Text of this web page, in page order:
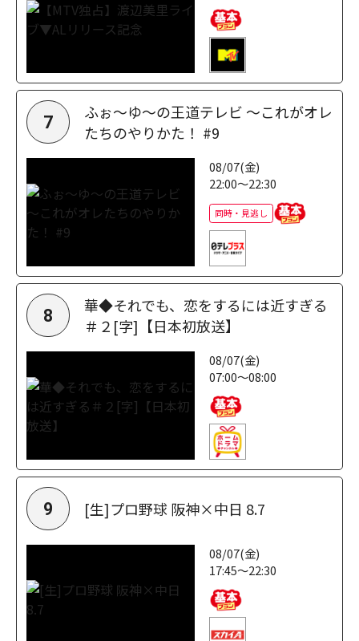
7
ふぉ～ゆ～の王道テレビ ～これがオレ
たちのやりかた！ #9
08/07(金)
22:00～22:30
同時・見逃し
8
華◆それでも、恋をするには近すぎる
＃２[字]【日本初放送】
08/07(金)
07:00～08:00
9 [生]プロ野球 阪神×中日 8.7
08/07(金)
17:45～22:30